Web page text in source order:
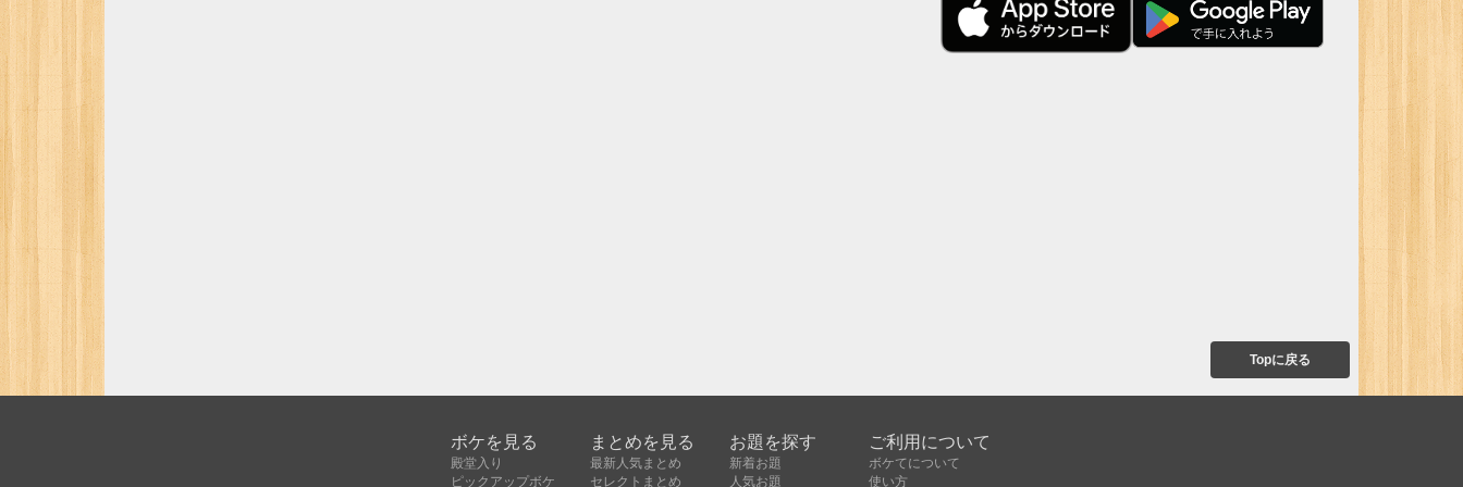
Topに戻る
ボケを見る
殿堂入り
ピックアップボケ
まとめを見る
最新人気まとめ
セレクトまとめ
お題を探す
新着お題
人気お題
ご利用について
ボケてについて
使い方